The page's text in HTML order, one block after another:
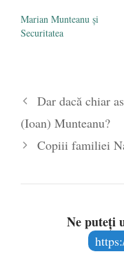
Marian Munteanu și
Securitatea
Dar dacă chiar
(Ioan) Munteanu?
Copiii familiei
Ne puteți